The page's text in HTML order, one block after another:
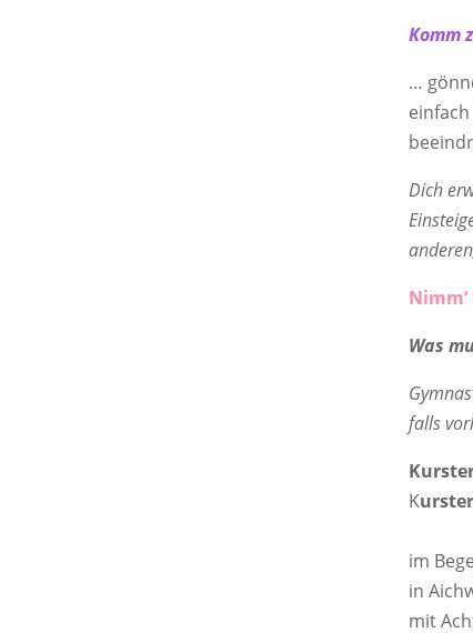
Komm
…
Dich
Was
falls
K
im
in
mit